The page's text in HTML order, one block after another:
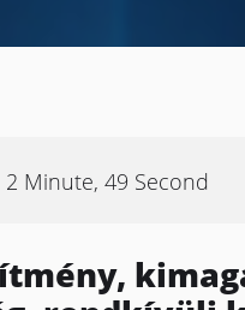
2 Minute, 49 Second